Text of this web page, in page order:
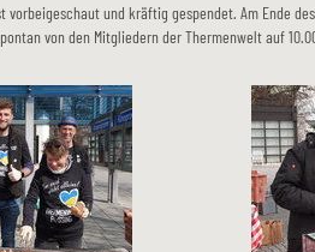
vorbeigeschaut und kräftig gespendet. Am Ende
von den Mitgliedern der Thermenwelt auf